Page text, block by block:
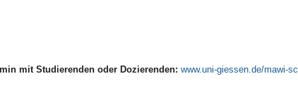
mit Studierenden oder Dozierenden: www.uni-giessen.de/mawi-